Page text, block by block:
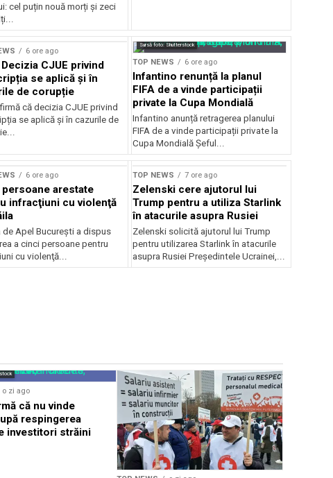
cel puțin nouă morți și zeci
6 ore ago
Decizia CJUE privind
se aplică și în
de corupție
că decizia CJUE privind
se aplică și în cazurile de
Sursă foto: Shutterstock
TOP NEWS 6 ore ago
Infantino renunță la planul
FIFA de a vinde participații
private la Cupa Mondială
Infantino anunță retragerea planului
FIFA de a vinde participații private la
Cupa Mondială Șeful...
6 ore ago
persoane arestate
infracţiuni cu violenţă
de Apel Bucureşti a dispus
a cinci persoane pentru
cu violenţă...
TOP NEWS 7 ore ago
Zelenski cere ajutorul lui
Trump pentru a utiliza Starlink
în atacurile asupra Rusiei
Zelenski solicită ajutorul lui Trump
pentru utilizarea Starlink în atacurile
asupra Rusiei Președintele Ucrainei,...
o zi ago
că nu vinde
respingerea
investitori străini